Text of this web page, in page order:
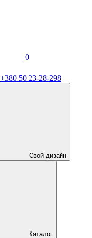
0
+380 50 23-28-298
Свой дизайн
Каталог